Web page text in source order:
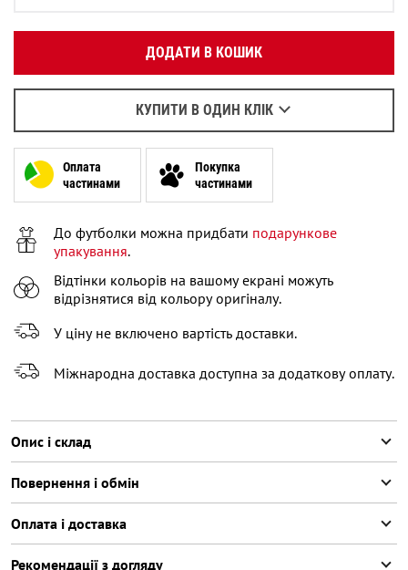
S
XL
ДОДАТИ В КОШИК
КУПИТИ В ОДИН КЛІК
Написати у WhatsApp
Оплата
частинами
Покупка
частинами
До футболки можна придбати подарункове
упакування.
Відтінки кольорів на вашому екрані можуть
відрізнятися від кольору оригіналу.
У ціну не включено вартість доставки.
Міжнародна доставка доступна за додаткову оплату.
Опис і склад
Повернення і обмін
Оплата і доставка
Рекомендації з догляду